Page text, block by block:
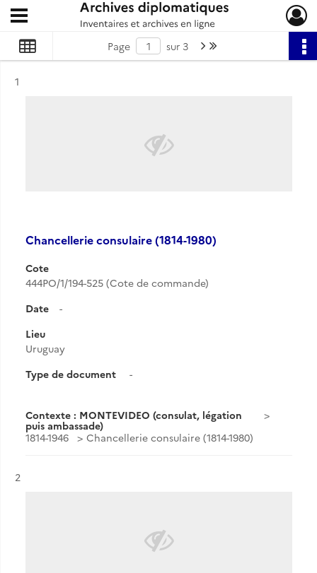
Archives diplomatiques
Ouvrir le menu déroulant
Page sur 3 Page suivante : 1/3
Résultat n°
1
Chancellerie consulaire (1814-1980)
Cote
444PO/1/194-525 (Cote de commande)
Date
-
Lieu
Uruguay
Type de document
-
Contexte : MONTEVIDEO (consulat, légation
puis ambassade)
1814-1946
Chancellerie consulaire (1814-1980)
Résultat n°
2